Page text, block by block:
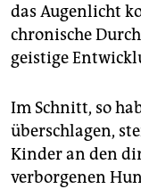
das Augenlicht
chronische
geistige
Im Schnitt, so
überschlagen,
Kinder an den
verborgenen